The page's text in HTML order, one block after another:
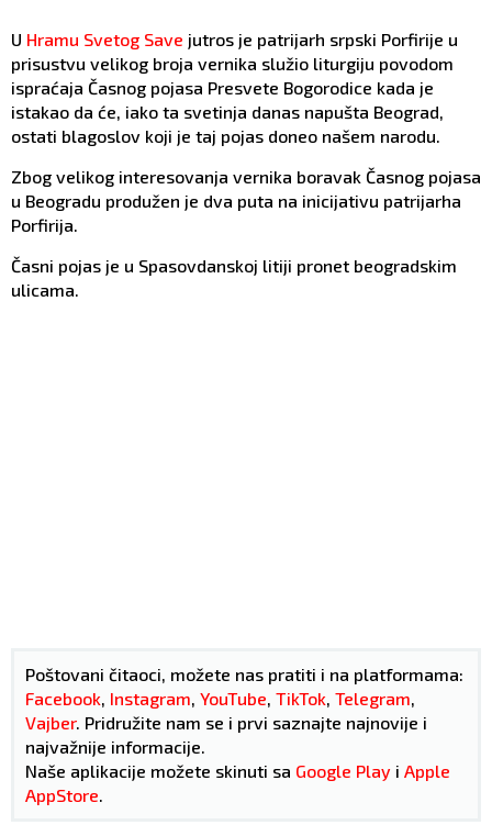
U Hramu Svetog Save jutros je patrijarh srpski Porfirije u
prisustvu velikog broja vernika služio liturgiju povodom
ispraćaja Časnog pojasa Presvete Bogorodice kada je
istakao da će, iako ta svetinja danas napušta Beograd,
ostati blagoslov koji je taj pojas doneo našem narodu.
Zbog velikog interesovanja vernika boravak Časnog pojasa
u Beogradu produžen je dva puta na inicijativu patrijarha
Porfirija.
Časni pojas je u Spasovdanskoj litiji pronet beogradskim
ulicama.
Poštovani čitaoci, možete nas pratiti i na platformama:
Facebook Instagram YouTube TikTok Telegram
Vajber. Pridružite nam se i prvi saznajte najnovije i
najvažnije informacije.
Naše aplikacije možete skinuti sa Google Play i Apple
AppStore